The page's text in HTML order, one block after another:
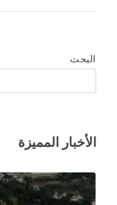
البحث
الأخبار المميزة